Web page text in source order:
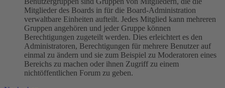
Mitglieder des Boards in für die Board-Administration
verwaltbare Einheiten aufteilt. Jedes Mitglied kann mehreren
Gruppen angehören und jeder Gruppe können
Berechtigungen zugeteilt werden. Dies erleichtert es den
Administratoren, Berechtigungen für mehrere Benutzer auf
einmal zu ändern und sie zum Beispiel zu Moderatoren eines
Bereichs zu machen oder ihnen Zugriff zu einem
nichtöffentlichen Forum zu geben.